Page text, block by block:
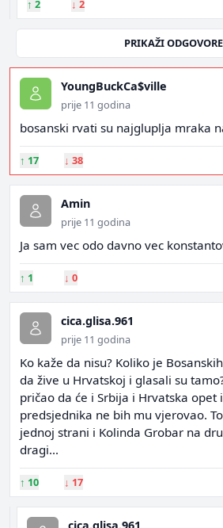
↑ 2 ↓ 2
PRIKAŽI
YoungBuckCa$ville
prije 11 godina
bosanski rvati su najgluplja mraka
↑ 17 ↓ 38
Amin
prije 11 godina
Ja sam vec odo davno vec
↑ 1 ↓ 0
cica.glisa.961
prije 11 godina
Ko kaže da nisu? Koliko je
da žive u Hrvatskoj i glasali su
pričao da će i Srbija i Hrvatska opet
predsjednika ne bih mu vjerovao.
jednoj strani i Kolinda Grobar na
dragi...
↑ 10 ↓ 17